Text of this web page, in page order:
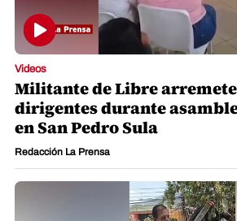
Videos
Militante de Libre
dirigentes durante
en San Pedro Sula
Redacción La Prensa